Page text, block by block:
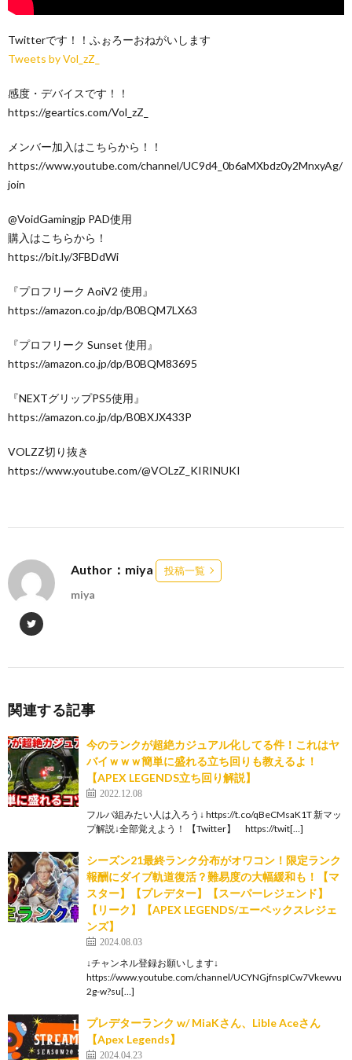
Twitterです！！ふぉろーおねがいします
Tweets by Vol_zZ_
感度・デバイスです！！
https://geartics.com/Vol_zZ_
メンバー加入はこちらから！！
https://www.youtube.com/channel/UC9d4_0b6aMXbdz0y2MnxyAg/
join
@VoidGamingjp PAD使用
購入はこちらから！
https://bit.ly/3FBDdWi
『プロフリーク AoiV2 使用』
https://amazon.co.jp/dp/B0BQM7LX63
『プロフリーク Sunset 使用』
https://amazon.co.jp/dp/B0BQM83695
『NEXTグリップPS5使用』
https://amazon.co.jp/dp/B0BXJX433P
VOLZZ切り抜き
https://www.youtube.com/@VOLzZ_KIRINUKI
Author：miya 投稿一覧
miya
関連する記事
今のランクが超絶カジュアル化してる件！これはヤ
バイｗｗｗ簡単に盛れる立ち回りも教えるよ！
【APEX LEGENDS立ち回り解説】
2022.12.08
フルパ組みたい人は入ろう↓ https://t.co/qBeCMsaK1T 新マッ
プ解説↓全部覚えよう！ 【Twitter】 https://twit[…]
シーズン21最終ランク分布がオワコン！限定ランク
報酬にダイブ軌道復活？難易度の大幅緩和も！【マ
スター】【プレデター】【スーパーレジェンド】
【リーク】【APEX LEGENDS/エーペックスレジェ
ンズ】
2024.08.03
↓チャンネル登録お願いします↓
https://www.youtube.com/channel/UCYNGjfnspICw7Vkewvu
2g-w?su[…]
プレデターランク w/ MiaKさん、Lible Aceさん
【Apex Legends】
2024.04.23